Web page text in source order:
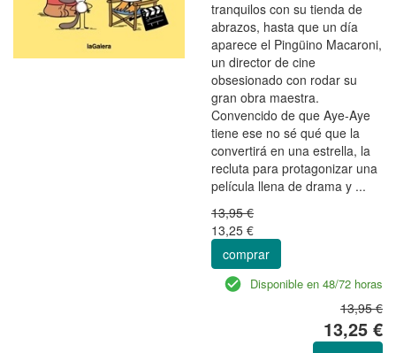
tranquilos con su tienda de
abrazos, hasta que un día
aparece el Pingüino Macaroni,
un director de cine
obsesionado con rodar su
gran obra maestra.
Convencido de que Aye-Aye
tiene ese no sé qué que la
convertirá en una estrella, la
recluta para protagonizar una
película llena de drama y ...
13,95 €
13,25 €
comprar
Disponible en 48/72 horas
13,95 €
13,25 €